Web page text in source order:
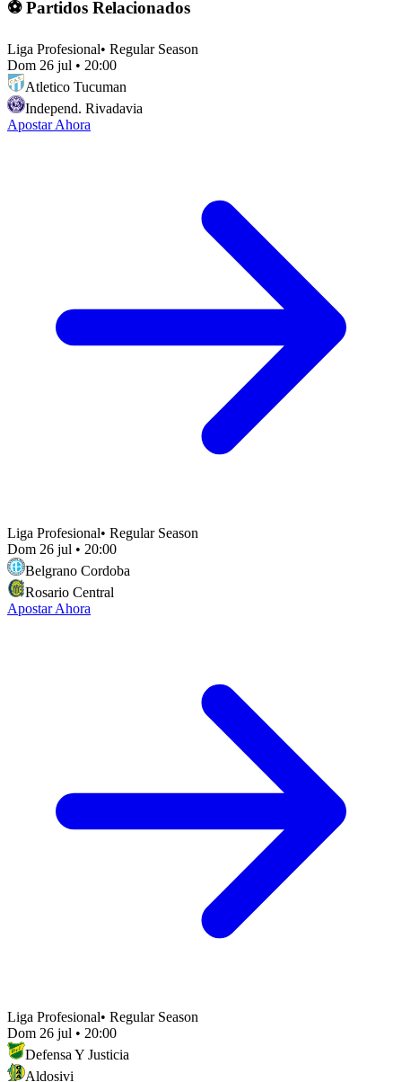
⚽ Partidos Relacionados
Liga Profesional• Regular Season
Dom 26 jul • 20:00
Atletico Tucuman
Independ. Rivadavia
Apostar Ahora
Liga Profesional• Regular Season
Dom 26 jul • 20:00
Belgrano Cordoba
Rosario Central
Apostar Ahora
Liga Profesional• Regular Season
Dom 26 jul • 20:00
Defensa Y Justicia
Aldosivi